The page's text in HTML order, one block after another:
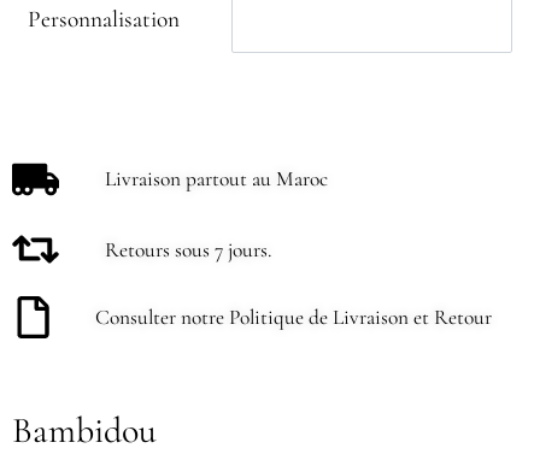
Personnalisation
Livraison partout au Maroc
Retours sous 7 jours.
Consulter notre Politique de Livraison et Retour
Bambidou